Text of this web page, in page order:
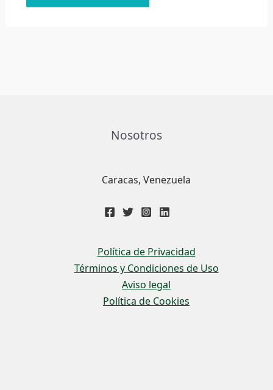
Nosotros
Caracas, Venezuela
Política de Privacidad
Términos y Condiciones de Uso
Aviso legal
Política de Cookies